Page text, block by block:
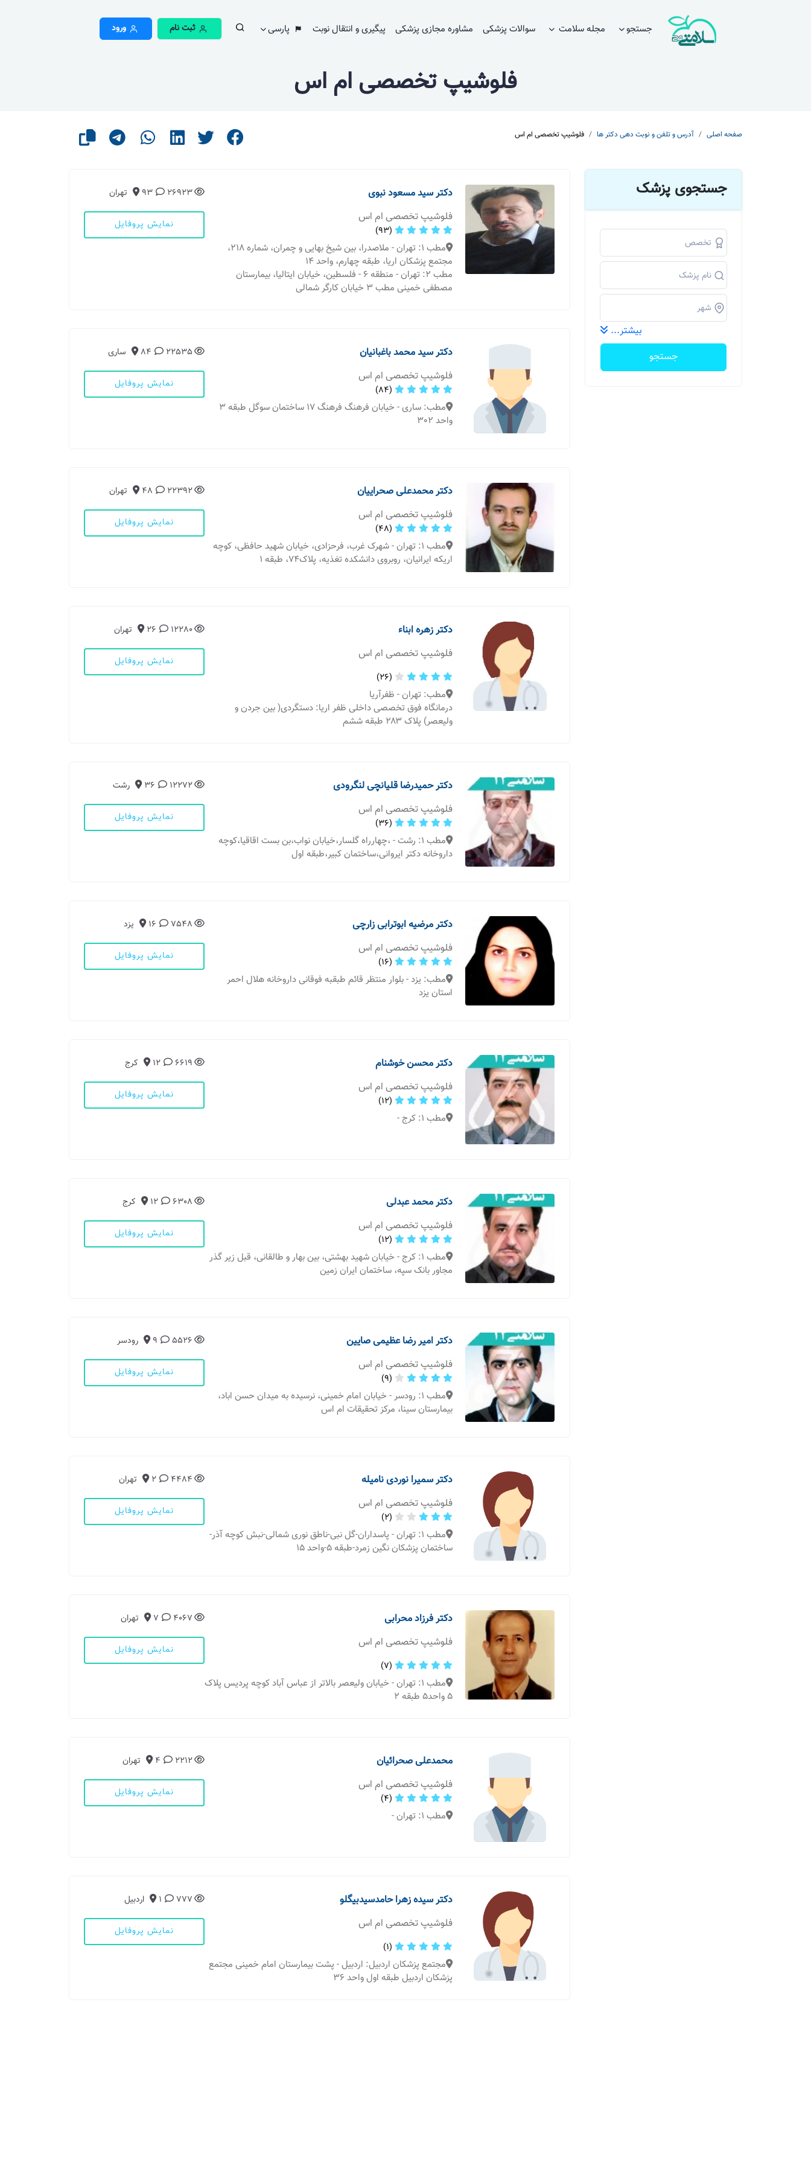
جستجو مجله سلامت سوالات پزشکی مشاوره مجازی پزشکی پیگیری و انتقال نوبت پارسی ثبت نام ورود
فلوشیپ تخصصی ام اس
صفحه اصلی آدرس و تلفن و نوبت دهی دکتر ها فلوشیپ تخصصی ام اس
جستجوی پزشک
بیشتر...
جستجو
دکتر سید مسعود نبوی
فلوشیپ تخصصی ام اس
(93)
مطب 1: تهران - ملاصدرا، بین شیخ بهایی و چمران، شماره 218،
مجتمع پزشکان اریا، طبقه چهارم، واحد 14
مطب 2: تهران - منطقه 6 - فلسطین، خیابان ایتالیا، بیمارستان
مصطفی خمینی مطب 3 خیابان کارگر شمالی
26923
93 تهران
نمایش پروفایل
دکتر سید محمد باغبانیان
فلوشیپ تخصصی ام اس
(84)
مطب: ساری - خیابان فرهنگ فرهنگ 17 ساختمان سوگل طبقه 3
واحد 302
22535
84 ساری
نمایش پروفایل
دکتر محمدعلی صحراییان
فلوشیپ تخصصی ام اس
(48)
مطب 1: تهران - شهرک غرب، فرحزادی، خیابان شهید حافظی، کوچه
اریکه ایرانیان، روبروی دانشکده تغذیه، پلاک74، طبقه 1
22392
48 تهران
نمایش پروفایل
دکتر زهره ابناء
فلوشیپ تخصصی ام اس
(26)
مطب: تهران - ظفرآریا
درمانگاه فوق تخصصی داخلی ظفر اریا: دستگردی( بین جردن و
ولیعصر) پلاک ۲۸۳ طبقه ششم
12280
26 تهران
نمایش پروفایل
دکتر حمیدرضا قلیانچی لنگرودی
فلوشیپ تخصصی ام اس
(36)
مطب 1: رشت - ،چهارراه گلسار،خیابان نواب،بن بست اقاقیا،کوچه
داروخانه دکتر ایروانی،ساختمان کبیر،طبقه اول
12272
36 رشت
نمایش پروفایل
دکتر مرضیه ابوترابی زارچی
فلوشیپ تخصصی ام اس
(16)
مطب: یزد - بلوار منتظر قائم طبقبه فوقانی داروخانه هلال احمر
استان یزد
7548
16 یزد
نمایش پروفایل
دکتر محسن خوشنام
فلوشیپ تخصصی ام اس
(12)
مطب 1: کرج -
6619
12 کرج
نمایش پروفایل
دکتر محمد عبدلی
فلوشیپ تخصصی ام اس
(12)
مطب 1: کرج - خیابان شهید بهشتی، بین بهار و طالقانی، قبل زیر گذر
مجاور بانک سپه، ساختمان ایران زمین
6308
12 کرج
نمایش پروفایل
دکتر امیر رضا عظیمی صایین
فلوشیپ تخصصی ام اس
(9)
مطب 1: رودسر - خیابان امام خمینی، نرسیده به میدان حسن اباد،
بیمارستان سینا، مرکز تحقیقات ام اس
5526
9 رودسر
نمایش پروفایل
دکتر سمیرا نوردی نامیله
فلوشیپ تخصصی ام اس
(2)
مطب 1: تهران - پاسداران-گل نبی-ناطق نوری شمالی-نبش کوچه آذر-
ساختمان پزشکان نگین زمرد-طبقه 5-واحد 15
4484
2 تهران
نمایش پروفایل
دکتر فرزاد محرابی
فلوشیپ تخصصی ام اس
(7)
مطب 1: تهران - خیابان ولیعصر بالاتر از عباس آباد کوچه پردیس پلاک
5 واحد5 طبقه 2
4067
7 تهران
نمایش پروفایل
محمدعلی صحرائیان
فلوشیپ تخصصی ام اس
(4)
مطب 1: تهران -
2212
4 تهران
نمایش پروفایل
دکتر سیده زهرا حامدسیدبیگلو
فلوشیپ تخصصی ام اس
(1)
مجتمع پزشکان اردبیل: اردبیل - پشت بیمارستان امام خمینی مجتمع
پزشکان اردبیل طبقه اول واحد 36
777
1 اردبیل
نمایش پروفایل